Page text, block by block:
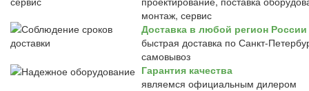
монтаж, сервис
Доставка в любой регион России
быстрая доставка по Санкт-
самовывоз
Гарантия качества
являемся официальным дилером